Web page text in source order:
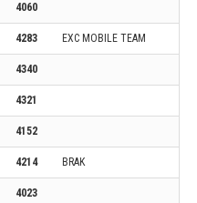
4060
4283 EXC MOBILE TEAM
4340
4321
4152
4214 BRAK
4023